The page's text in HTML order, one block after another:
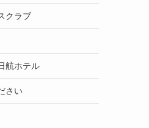
クラブ
航ホテル
さい